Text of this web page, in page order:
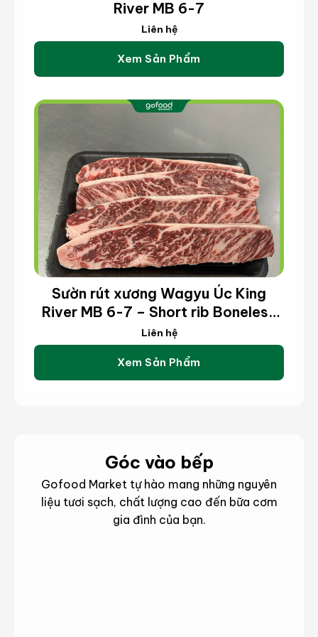
Chế biến bào ngư Úc viền xanh
River MB 6-7
Liên hệ
Xem Sản Phẩm
Sườn rút xương Wagyu Úc King
River MB 6-7 – Short rib Boneless
Wagyu King River MB 6-7 (kg)
Liên hệ
Xem Sản Phẩm
Góc vào bếp
Gofood Market tự hào mang những nguyên
liệu tươi sạch, chất lượng cao đến bữa cơm
gia đình của bạn.